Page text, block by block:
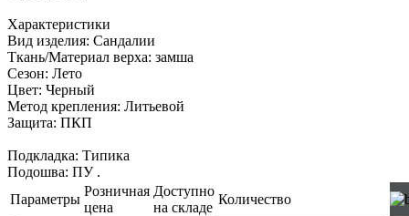
Характеристики
Вид изделия: Сандалии
Ткань/Материал верха: замша
Сезон: Лето
Цвет: Черный
Метод крепления: Литьевой
Защита: ПКП
Подкладка: Типика
Подошва: ПУ .
Параметры
Розничная
цена
Доступно
на складе
Количество